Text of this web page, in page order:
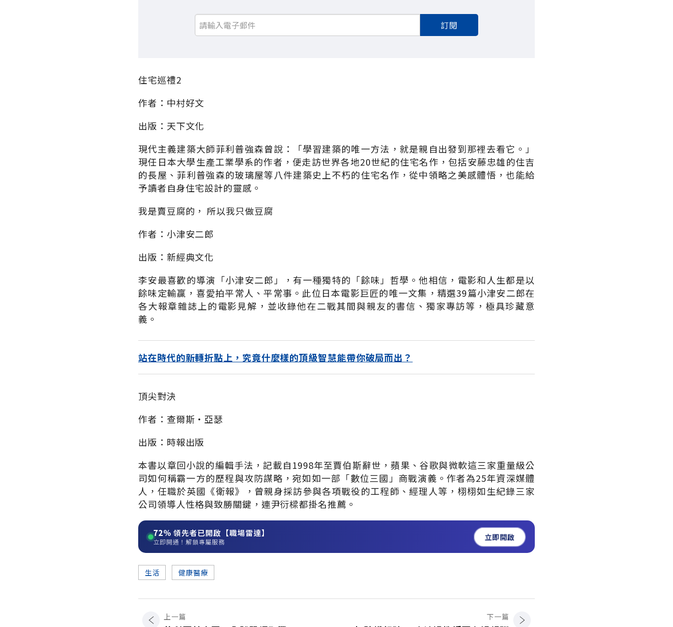
訂閱
住宅巡禮2
作者：中村好文
出版：天下文化
現代主義建築大師菲利普強森曾說：「學習建築的唯一方法，就是親自出發到那裡去看它。」
現任日本大學生產工業學系的作者，便走訪世界各地20世紀的住宅名作，包括安藤忠雄的住吉
的長屋、菲利普強森的玻璃屋等八件建築史上不朽的住宅名作，從中領略之美感體悟，也能給
予讀者自身住宅設計的靈感。
我是賣豆腐的， 所以我只做豆腐
作者：小津安二郎
出版：新經典文化
李安最喜歡的導演「小津安二郎」，有一種獨特的「餘味」哲學。他相信，電影和人生都是以
餘味定輸贏，喜愛拍平常人、平常事。此位日本電影巨匠的唯一文集，精選39篇小津安二郎在
各大報章雜誌上的電影見解，並收錄他在二戰其間與親友的書信、獨家專訪等，極具珍藏意
義。
站在時代的新轉折點上，究竟什麼樣的頂級智慧能帶你破局而出？
頂尖對決
作者：查爾斯‧亞瑟
出版：時報出版
本書以章回小說的編輯手法，記載自1998年至賈伯斯辭世，蘋果、谷歌與微軟這三家重量級公
司如何稱霸一方的歷程與攻防謀略，宛如如一部「數位三國」商戰演義。作者為25年資深媒體
人，任職於英國《衛報》，曾親身採訪參與各項戰役的工程師、經理人等，栩栩如生紀錄三家
公司領導人性格與致勝關鍵，連尹衍樑都掛名推薦。
72% 領先者已開啟【職場雷達】
立即開通！解鎖專屬服務 立即開啟
生活 健康醫療
上一篇 下一篇